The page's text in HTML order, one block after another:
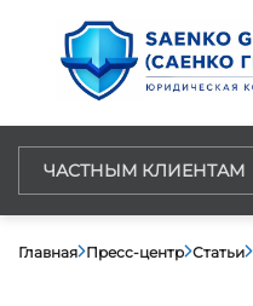
ЧАСТНЫМ КЛИЕНТАМ
Главная Пресс-центр Статьи